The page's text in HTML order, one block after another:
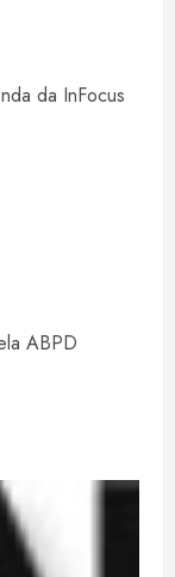
da InFocus
ABPD